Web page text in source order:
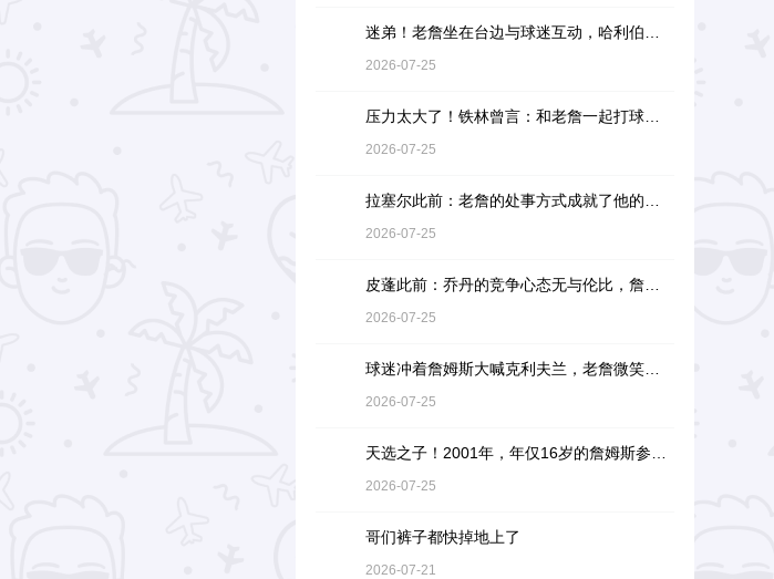
2026-07-25
2026-07-25
2026-07-25
2026-07-25
2026-07-25
2026-07-25
哥们裤子都快掉地上了
2026-07-21